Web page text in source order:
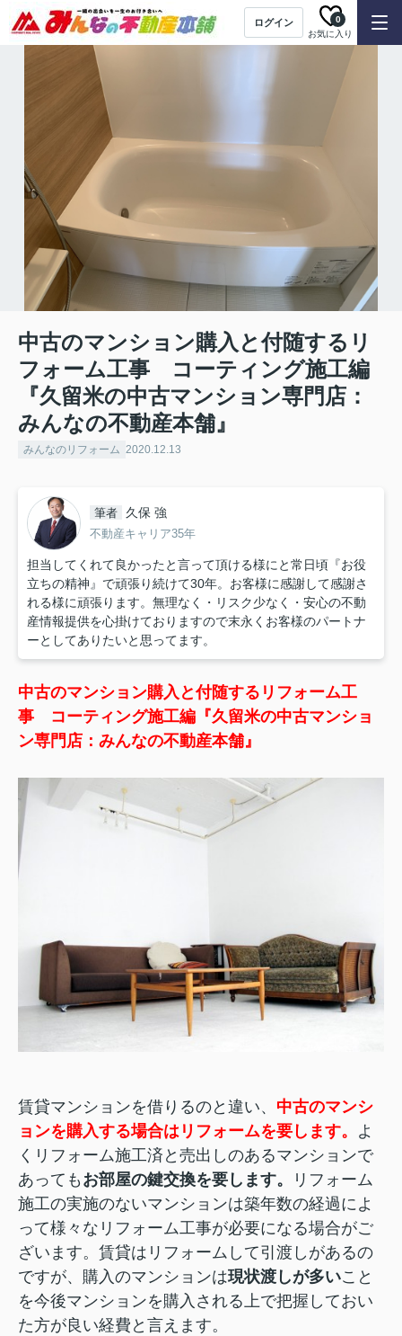
ログイン
お気に入り
0
中古のマンション購入と付随するリ
フォーム工事 コーティング施工編
『久留米の中古マンション専門店：
みんなの不動産本舗』
みんなのリフォーム 2020.12.13
筆者 久保 強
不動産キャリア35年
担当してくれて良かったと言って頂ける様にと常日頃『お役
立ちの精神』で頑張り続けて30年。お客様に感謝して感謝さ
れる様に頑張ります。無理なく・リスク少なく・安心の不動
産情報提供を心掛けておりますので末永くお客様のパートナ
ーとしてありたいと思ってます。
中古のマンション購入と付随するリフォーム工
事 コーティング施工編『久留米の中古マンショ
ン専門店：みんなの不動産本舗』
賃貸マンションを借りるのと違い、 中古のマンシ
ョンを購入する場合はリフォームを要します。 よ
くリフォーム施工済と売出しのあるマンションで
あっても お部屋の鍵交換を要します。
リフォーム
施工の実施のないマンションは築年数の経過によ
って様々なリフォーム工事が必要になる場合がご
ざいます。賃貸はリフォームして引渡しがあるの
ですが、購入のマンションは現状渡しが多いこと
を今後マンションを購入される上で把握しておい
た方が良い経費と言えます。